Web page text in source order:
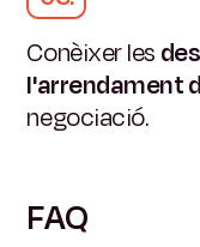
Conèixer les
l'arrendament
negociació.
FAQ